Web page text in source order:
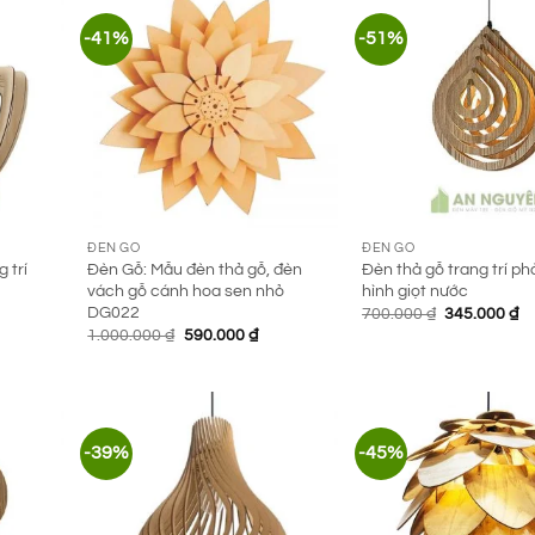
trí
-41%
ĐÈN GỖ
Đèn Gỗ: Mẫu đèn thả gỗ, đèn
vách gỗ cánh hoa sen nhỏ
DG022
1.000.000₫ Giá
590.000 ₫Giá
-51%
ĐÈN GỖ
Đèn thả gỗ trang trí
hình giọt nước
700.000₫ Giá
345.000₫Giá
-39% -45%